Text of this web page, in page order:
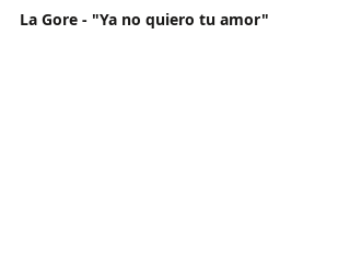
La Gore - "Ya no quiero tu amor"